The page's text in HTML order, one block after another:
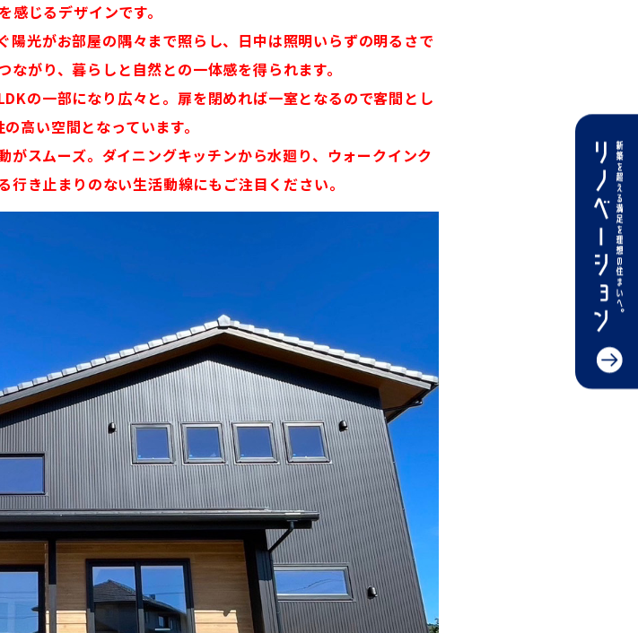
感じるデザインです。
陽光がお部屋の隅々まで照らし、日中は照明いらずの明るさで
がり、暮らしと自然との一体感を得られます。
の一部になり広々と。扉を閉めれば一室となるので客間とし
高い空間となっています。
スムーズ。ダイニングキッチンから水廻り、ウォークインク
き止まりのない生活動線にもご注目ください。